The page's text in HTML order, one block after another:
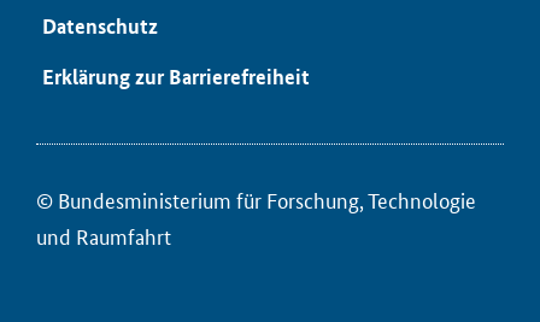
Da­ten­schutz
Er­klä­rung zur Bar­rie­re­frei­heit
© Bun­des­mi­nis­te­ri­um für ­For­schung, Tech­no­lo­gie
und Raum­fahrt